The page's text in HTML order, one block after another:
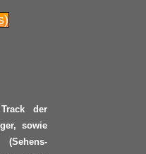
350
93
der
sowie